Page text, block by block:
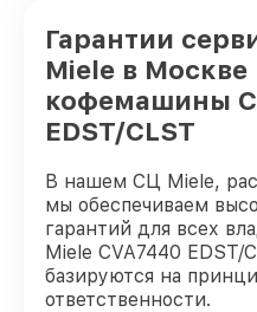
Гарантии
Miele в
кофемашины
EDST/CLST
В нашем СЦ Miele,
мы обеспечиваем
гарантий для всех
Miele CVA7440 EDST/
базируются на
ответственности.